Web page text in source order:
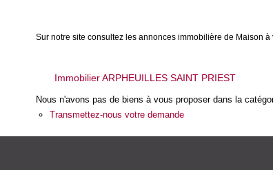
Sur notre site consultez les annonces immobilière de Maison
Immobilier ARPHEUILLES SAINT PRIEST
Nous n'avons pas de biens à vous proposer dans la
Transmettez-nous votre demande